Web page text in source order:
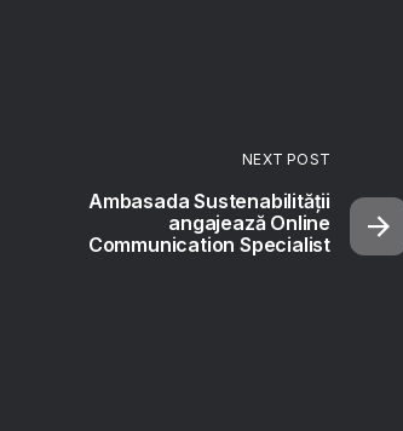
NEXT POST
Ambasada Sustenabilității
angajează Online
Communication Specialist